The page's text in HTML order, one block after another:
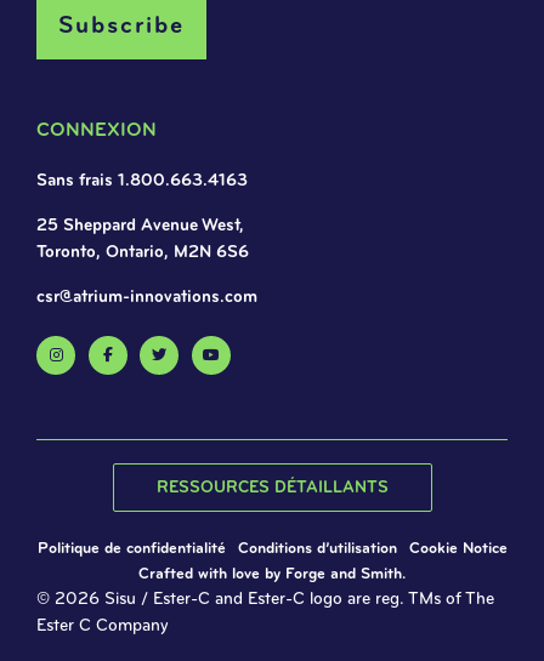
CONNEXION
Sans frais 1.800.663.4163
25 Sheppard Avenue West,
Toronto, Ontario, M2N 6S6
csr@atrium-innovations.com
RESSOURCES DÉTAILLANTS
Politique de confidentialité Conditions d’utilisation
Cookie Notice
Crafted with love by Forge and Smith.
© 2026 Sisu / Ester-C and Ester-C logo are reg. TMs of The
Ester C Company